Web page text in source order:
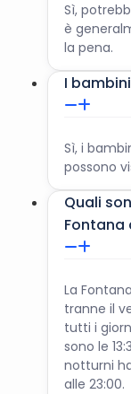
Sì,
è
la pena.
I
Sì, i
possono
Quali
Fontana
La
tranne il
tutti i
sono le
notturni
alle 23:00.